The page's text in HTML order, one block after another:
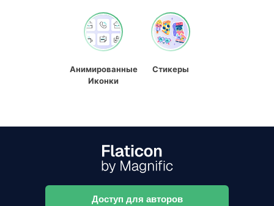
Анимированные
Иконки
Стикеры
Доступ для авторов